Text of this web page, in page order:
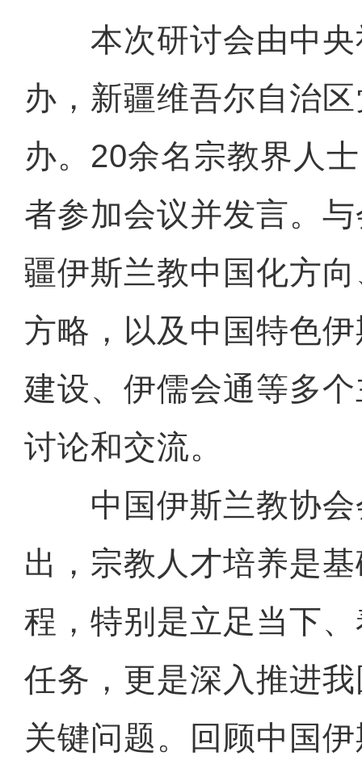
本次研讨会由中央
办，新疆维吾尔自治
办。20余名宗教界人
者参加会议并发言。
疆伊斯兰教中国化方
方略，以及中国特色
建设、伊儒会通等多
讨论和交流。
中国伊斯兰教协会
出，宗教人才培养是
程，特别是立足当下
任务，更是深入推进
关键问题。回顾中国